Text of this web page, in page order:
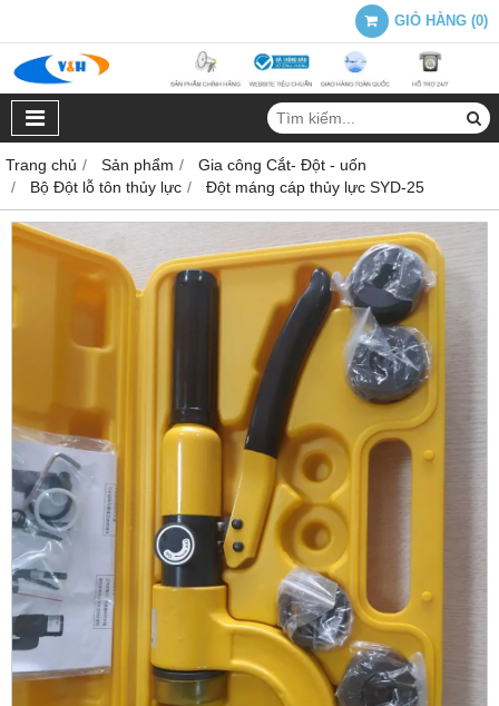
GIỎ HÀNG (0)
Trang chủ Sản phẩm
Gia công Cắt- Đột - uốn
Bộ Đột lỗ tôn thủy lực
Đột máng cáp thủy lực SYD-25